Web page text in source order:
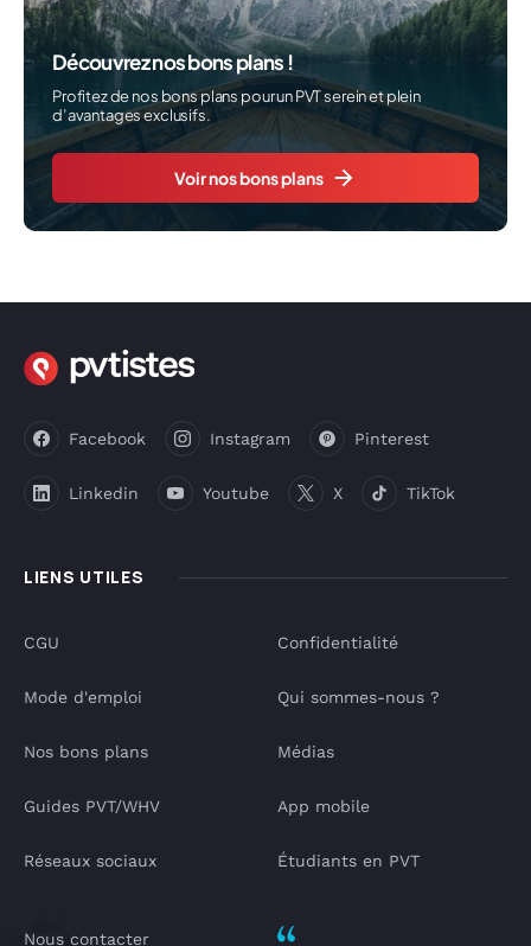
Découvrez nos bons plans !
Profitez de nos bons plans pour un PVT serein et plein
d’avantages exclusifs.
Voir nos bons plans
LIENS UTILES
Facebook Instagram Pinterest
Linkedin Youtube X TikTok
CGU
Mode d'emploi
Nos bons plans
Guides PVT/WHV
Réseaux sociaux
Confidentialité
Qui sommes-nous ?
Médias
App mobile
Étudiants en PVT
Nous contacter